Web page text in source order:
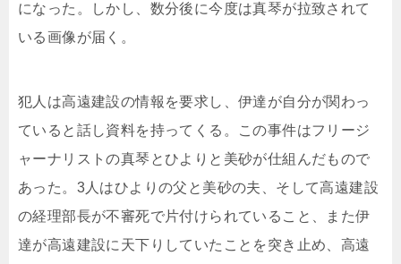
になった。しかし、数分後に今度は真琴が拉致されて
いる画像が届く。
犯人は高遠建設の情報を要求し、伊達が自分が関わっ
ていると話し資料を持ってくる。この事件はフリージ
ャーナリストの真琴とひよりと美砂が仕組んだもので
あった。3人はひよりの父と美砂の夫、そして高遠建設
の経理部長が不審死で片付けられていること、また伊
達が高遠建設に天下りしていたことを突き止め、高遠